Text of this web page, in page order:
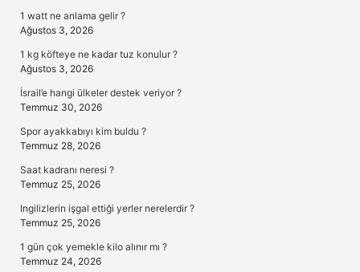
1 watt ne anlama gelir ?
Ağustos 3, 2026
1 kg köfteye ne kadar tuz konulur ?
Ağustos 3, 2026
İsrail’e hangi ülkeler destek veriyor ?
Temmuz 30, 2026
Spor ayakkabıyı kim buldu ?
Temmuz 28, 2026
Saat kadranı neresi ?
Temmuz 25, 2026
Ingilizlerin işgal ettiği yerler nerelerdir ?
Temmuz 25, 2026
1 gün çok yemekle kilo alınır mı ?
Temmuz 24, 2026